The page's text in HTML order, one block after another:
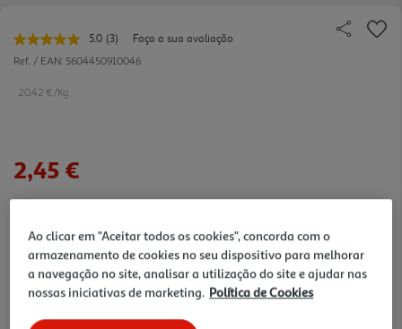
5.0 Leu
3
(3)
Faça a sua avaliação
Ref. / EAN: 5604450910046
20.42 €/Kg
2,45 €
Ao clicar em "Aceitar todos os cookies", concorda com o
armazenamento de cookies no seu dispositivo para melhorar
a navegação no site, analisar a utilização do site e ajudar nas
nossas iniciativas de marketing. Política de Cookies